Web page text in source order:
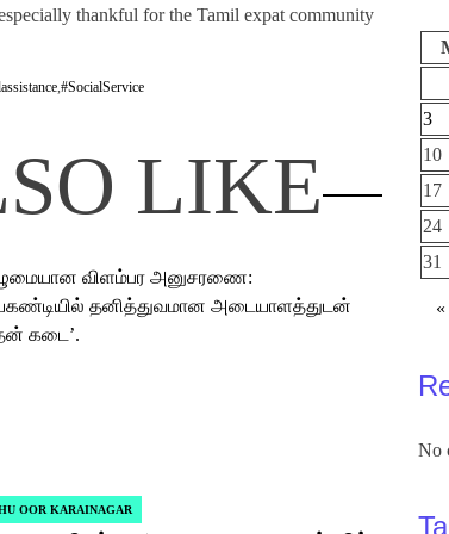
thankful for the Tamil expat community
,#SocialService
LIKE
OOR KARAINAGAR
3
10
17
24
31
«
No